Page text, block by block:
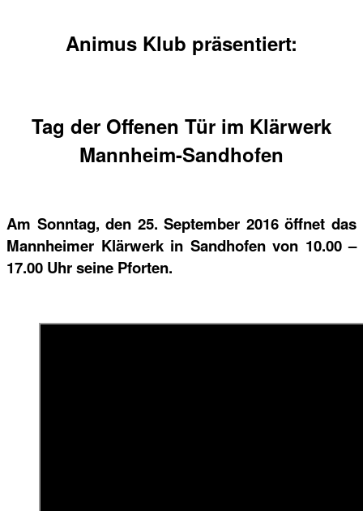
Animus Klub präsentiert:
Tag der Offenen Tür im Klärwerk
Mannheim-Sandhofen
Am Sonntag, den 25. September 2016 öffnet das
Mannheimer Klärwerk in Sandhofen von 10.00 –
17.00 Uhr seine Pforten.